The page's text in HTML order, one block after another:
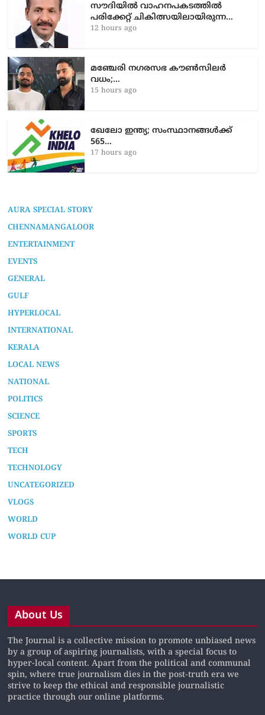
സൗദിയിൽ വാഹനപകടത്തില്‍
പരിക്കേറ്റ് ചികിത്സയിലായിരുന്ന…
12 hours ago
മഞ്ചേരി നഗരസഭ കൗൺസിലർ
വധം;…
15 hours ago
ഖേലോ ഇന്ത്യ; സംസ്ഥാനങ്ങൾക്ക്
565…
17 hours ago
AURA SPECIAL STORY
CHENNAMANGALOOR
ENTERTAINMENT
EVENTS
GENERAL
GULF
HYPERLOCAL
INTERNATIONAL
KERALA
LOCAL NEWS
NATIONAL
POLITICS
SCIENCE
SPORTS
TECH
TECHNOLOGY
UNCATEGORIZED
VLOGS
WORLD
WORLD CUP
About Us
The Journal is a collective mission to promote unbiased news
by a group of aspiring journalists, with a special focus to
hyper-local content. Apart from the political and communal
spin, where true journalism dies in the post-truth era we
strive to keep the ethical and responsible journalistic
practice through our online platforms.